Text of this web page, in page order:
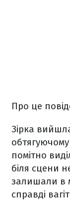
Про це
Зірка
обтягуючому
помітно
біля сцени
залишали в
справді